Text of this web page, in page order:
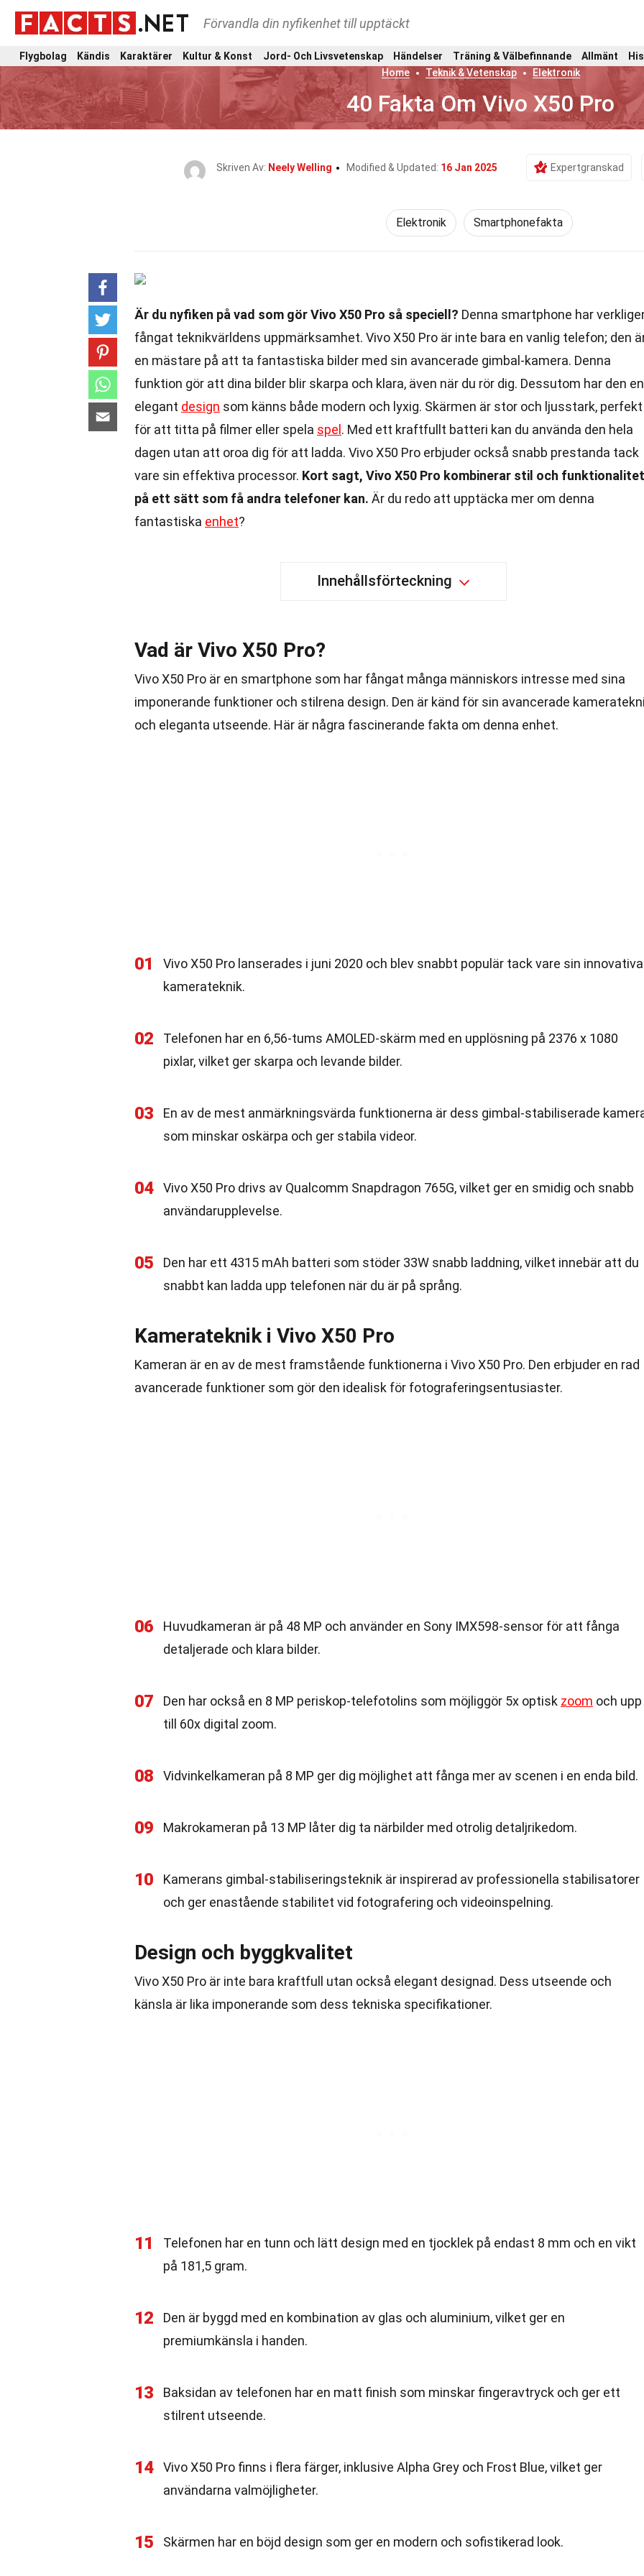
Förvandla din nyfikenhet till upptäckt
Flygbolag Kändis Karaktärer Kultur & Konst Jord- Och Livsvetenskap Händelser Träning & Välbefinnande Allmänt
Home
Teknik & Vetenskap Elektronik
40 Fakta Om Vivo X50 Pro
Skriven Av: Neely Welling Modified & Updated: 16 Jan 2025 Expertgranskad
Elektronik Smartphonefakta
Är du nyfiken på vad som gör Vivo X50 Pro så speciell? Denna smartphone har
fångat teknikvärldens uppmärksamhet. Vivo X50 Pro är inte bara en vanlig telefon; den
en mästare på att ta fantastiska bilder med sin avancerade gimbal-kamera. Denna
funktion gör att dina bilder blir skarpa och klara, även när du rör dig. Dessutom har den en
elegant design som känns både modern och lyxig. Skärmen är stor och ljusstark, perfekt
för att titta på filmer eller spela spel . Med ett kraftfullt batteri kan du använda den hela
dagen utan att oroa dig för att ladda. Vivo X50 Pro erbjuder också snabb prestanda tack
vare sin effektiva processor. Kort sagt, Vivo X50 Pro kombinerar stil och funktionalitet
på ett sätt som få andra telefoner kan. Är du redo att upptäcka mer om denna
fantastiska enhet?
Innehållsförteckning
Vad är Vivo X50 Pro?
Vivo X50 Pro är en smartphone som har fångat många människors intresse med sina
imponerande funktioner och stilrena design. Den är känd för sin avancerade
och eleganta utseende. Här är några fascinerande fakta om denna enhet.
01
Vivo X50 Pro lanserades i juni 2020 och blev snabbt populär tack vare sin innovativa
kamerateknik.
02
Telefonen har en 6,56-tums AMOLED-skärm med en upplösning på 2376 x 1080
pixlar, vilket ger skarpa och levande bilder.
03
En av de mest anmärkningsvärda funktionerna är dess gimbal-stabiliserade
som minskar oskärpa och ger stabila videor.
04
Vivo X50 Pro drivs av Qualcomm Snapdragon 765G, vilket ger en smidig och snabb
användarupplevelse.
05
Den har ett 4315 mAh batteri som stöder 33W snabb laddning, vilket innebär att du
snabbt kan ladda upp telefonen när du är på språng.
Kamerateknik i Vivo X50 Pro
Kameran är en av de mest framstående funktionerna i Vivo X50 Pro. Den erbjuder en rad
avancerade funktioner som gör den idealisk för fotograferingsentusiaster.
06
Huvudkameran är på 48 MP och använder en Sony IMX598-sensor för att fånga
detaljerade och klara bilder.
07 Den har också en 8 MP periskop-telefotolins som möjliggör 5x optisk zoom och upp
till 60x digital zoom.
08 Vidvinkelkameran på 8 MP ger dig möjlighet att fånga mer av scenen i en enda bild.
09 Makrokameran på 13 MP låter dig ta närbilder med otrolig detaljrikedom.
10
Kamerans gimbal-stabiliseringsteknik är inspirerad av professionella stabilisatorer
och ger enastående stabilitet vid fotografering och videoinspelning.
Design och byggkvalitet
Vivo X50 Pro är inte bara kraftfull utan också elegant designad. Dess utseende och
känsla är lika imponerande som dess tekniska specifikationer.
11
Telefonen har en tunn och lätt design med en tjocklek på endast 8 mm och en vikt
på 181,5 gram.
12
Den är byggd med en kombination av glas och aluminium, vilket ger en
premiumkänsla i handen.
13
Baksidan av telefonen har en matt finish som minskar fingeravtryck och ger ett
stilrent utseende.
14
Vivo X50 Pro finns i flera färger, inklusive Alpha Grey och Frost Blue, vilket ger
användarna valmöjligheter.
15 Skärmen har en böjd design som ger en modern och sofistikerad look.